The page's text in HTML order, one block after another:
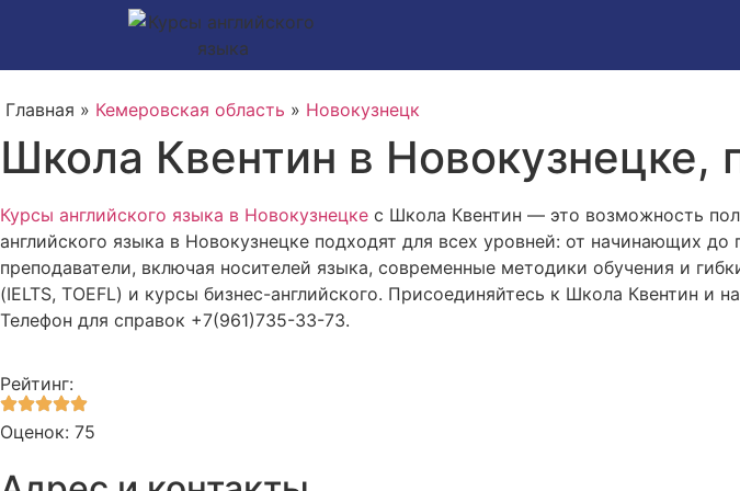
Главная » Кемеровская область » Новокузнецк
Школа Квентин в Новокузнецке,
Курсы английского языка в Новокузнецке с Школа Квентин — это возможность
английского языка в Новокузнецке подходят для всех уровней: от начинающих
преподаватели, включая носителей языка, современные методики обучения и
(IELTS, TOEFL) и курсы бизнес-английского. Присоединяйтесь к Школа Квентин
Телефон для справок +7(961)735-33-73.
Рейтинг:
Оценок: 75